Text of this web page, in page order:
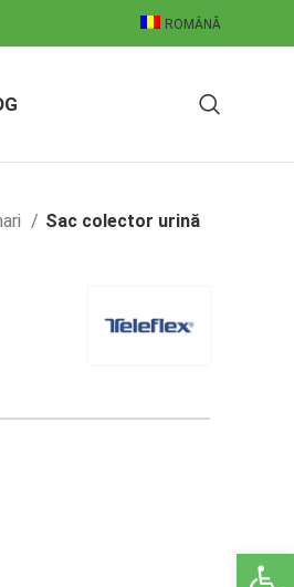
Deschide
ROMÂNĂ
Sac colector urină